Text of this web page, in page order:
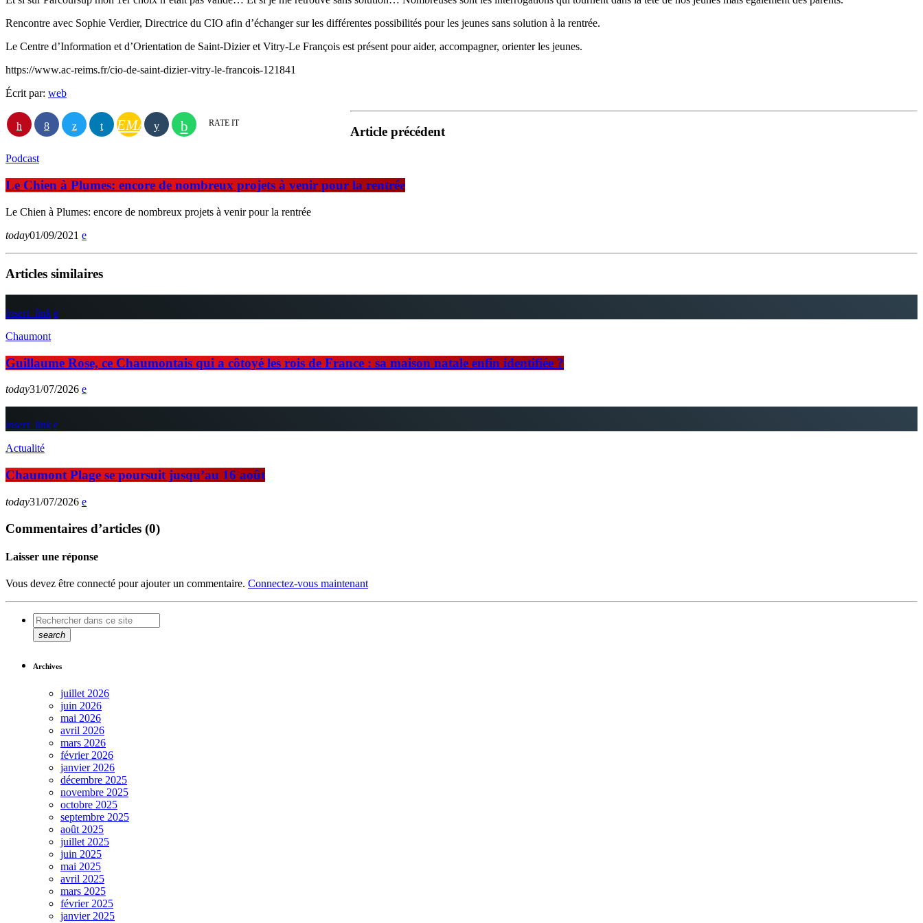
Rencontre avec Sophie Verdier, Directrice du CIO afin d’échanger sur les différentes possibilités pour les jeunes sans solution à la rentrée.
Le Centre d’Information et d’Orientation de Saint-Dizier et Vitry-Le François est présent pour aider, accompagner, orienter les jeunes.
https://www.ac-reims.fr/cio-de-saint-dizier-vitry-le-francois-121841
Écrit par: web
EMAIL RATE IT
Article précédent
Podcast
Le Chien à Plumes: encore de nombreux projets à venir pour la rentrée
Le Chien à Plumes: encore de nombreux projets à venir pour la rentrée
today01/09/2021
Articles similaires
insert_link
Chaumont
Guillaume Rose, ce Chaumontais qui a côtoyé les rois de France : sa maison natale enfin identifiée ?
today31/07/2026
insert_link
Actualité
Chaumont Plage se poursuit jusqu’au 16 août
today31/07/2026
Commentaires d’articles (0)
Laisser une réponse
Vous devez être connecté pour ajouter un commentaire. Connectez-vous maintenant
search
Archives
juillet 2026
juin 2026
mai 2026
avril 2026
mars 2026
février 2026
janvier 2026
décembre 2025
novembre 2025
octobre 2025
septembre 2025
août 2025
juillet 2025
juin 2025
mai 2025
avril 2025
mars 2025
février 2025
janvier 2025